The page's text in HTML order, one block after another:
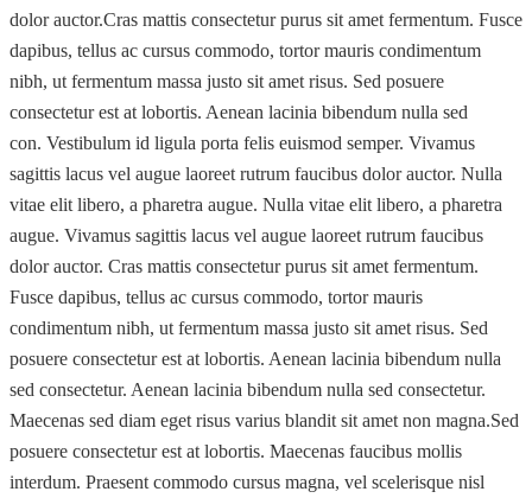
dolor auctor.Cras mattis consectetur purus sit amet fermentum. Fusce
dapibus, tellus ac cursus commodo, tortor mauris condimentum
nibh, ut fermentum massa justo sit amet risus. Sed posuere
consectetur est at lobortis. Aenean lacinia bibendum nulla sed
con. Vestibulum id ligula porta felis euismod semper. Vivamus
sagittis lacus vel augue laoreet rutrum faucibus dolor auctor. Nulla
vitae elit libero, a pharetra augue. Nulla vitae elit libero, a pharetra
augue. Vivamus sagittis lacus vel augue laoreet rutrum faucibus
dolor auctor. Cras mattis consectetur purus sit amet fermentum.
Fusce dapibus, tellus ac cursus commodo, tortor mauris
condimentum nibh, ut fermentum massa justo sit amet risus. Sed
posuere consectetur est at lobortis. Aenean lacinia bibendum nulla
sed consectetur. Aenean lacinia bibendum nulla sed consectetur.
Maecenas sed diam eget risus varius blandit sit amet non magna.Sed
posuere consectetur est at lobortis. Maecenas faucibus mollis
interdum. Praesent commodo cursus magna, vel scelerisque nisl